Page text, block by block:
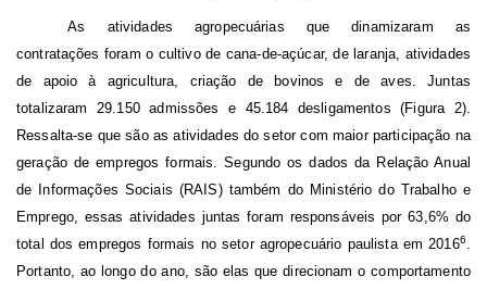
As atividades agropecuárias que dinamizaram as
contratações foram o cultivo de cana-de-açúcar, de laranja, atividades
de apoio à agricultura, criação de bovinos e de aves. Juntas
totalizaram 29.150 admissões e 45.184 desligamentos (Figura 2).
Ressalta-se que são as atividades do setor com maior participação na
geração de empregos formais. Segundo os dados da Relação Anual
de Informações Sociais (RAIS) também do Ministério do Trabalho e
Emprego, essas atividades juntas foram responsáveis por 63,6% do
total dos empregos formais no setor agropecuário paulista em 20166.
Portanto, ao longo do ano, são elas que direcionam o comportamento